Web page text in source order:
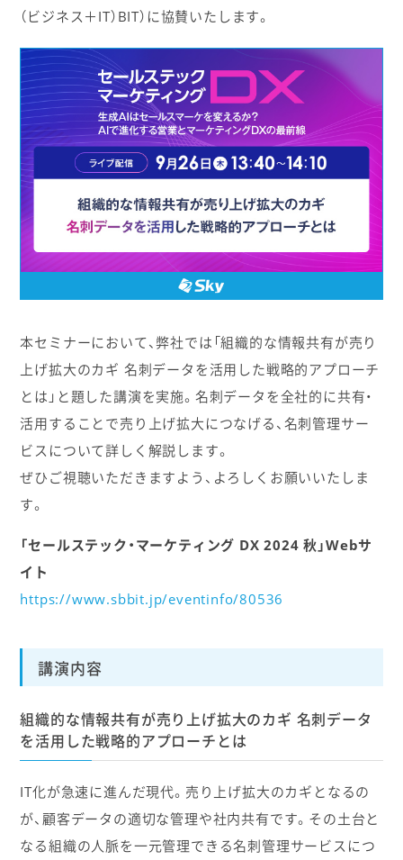
（ビジネス＋IT）BIT）に協賛いたします。
本セミナーにおいて、弊社では「組織的な情報共有が売り
上げ拡大のカギ 名刺データを活用した戦略的アプローチ
とは」と題した講演を実施。名刺データを全社的に共有・
活用することで売り上げ拡大につなげる、名刺管理サー
ビスについて詳しく解説します。
ぜひご視聴いただきますよう、よろしくお願いいたしま
す。
「セールステック・マーケティング DX 2024 秋」Webサ
イト
https://www.sbbit.jp/eventinfo/80536
講演内容
組織的な情報共有が売り上げ拡大のカギ 名刺データ
を活用した戦略的アプローチとは
IT化が急速に進んだ現代。売り上げ拡大のカギとなるの
が、顧客データの適切な管理や社内共有です。その土台と
なる組織の人脈を一元管理できる名刺管理サービスにつ